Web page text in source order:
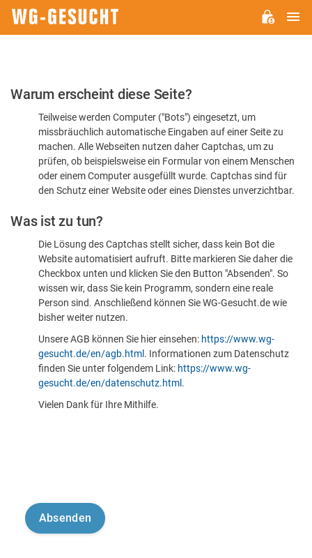
Bitte
dass
sind
Warum erscheint diese Seite?
Teilweise werden Computer ("Bots") eingesetzt, um
missbräuchlich automatische Eingaben auf einer Seite zu
machen. Alle Webseiten nutzen daher Captchas, um zu
prüfen, ob beispielsweise ein Formular von einem Menschen
oder einem Computer ausgefüllt wurde. Captchas sind für
den Schutz einer Website oder eines Dienstes unverzichtbar.
Was ist zu tun?
Die Lösung des Captchas stellt sicher, dass kein Bot die
Website automatisiert aufruft. Bitte markieren Sie daher die
Checkbox unten und klicken Sie den Button "Absenden". So
wissen wir, dass Sie kein Programm, sondern eine reale
Person sind. Anschließend können Sie WG-Gesucht.de wie
bisher weiter nutzen.
Unsere AGB können Sie hier einsehen: https://www.wg-
gesucht.de/en/agb.html . Informationen zum Datenschutz
finden Sie unter folgendem Link: https://www.wg-
gesucht.de/en/datenschutz.html .
Vielen Dank für Ihre Mithilfe.